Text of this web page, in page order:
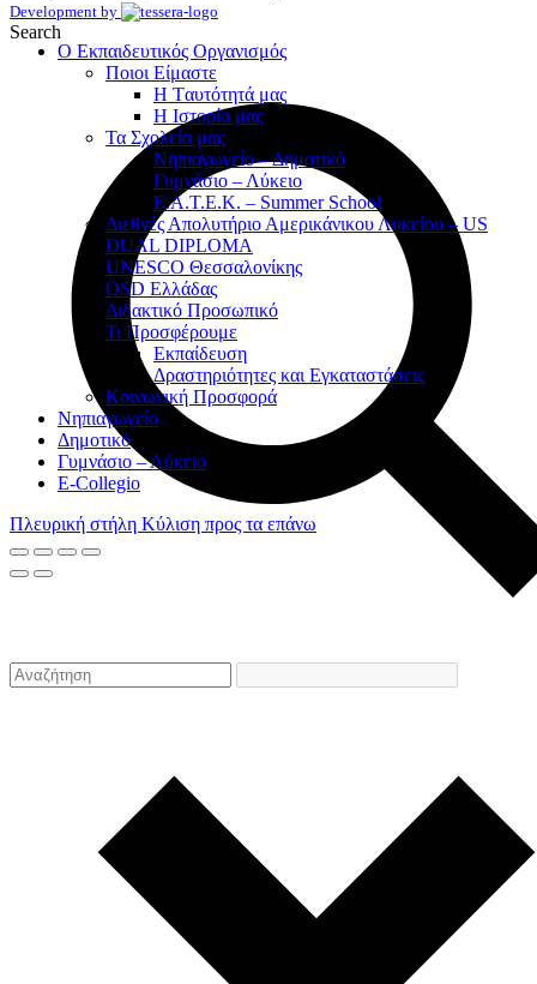
Development by
Search
Ο Εκπαιδευτικός Οργανισμός
Ποιοι Είμαστε
Η Tαυτότητά μας
Η Ιστορία μας
Τα Σχολεία μας
Νηπιαγωγείο – Δημοτικό
Γυμνάσιο – Λύκειο
Ε.Α.Τ.Ε.Κ. – Summer School
Διεθνές Απολυτήριο Αμερικάνικου Λυκείου – US
DUAL DIPLOMA
UNESCO Θεσσαλονίκης
ÖSD Ελλάδας
Διδακτικό Προσωπικό
Τι Προσφέρουμε
Eκπαίδευση
Δραστηριότητες και Εγκαταστάσεις
Κοινωνική Προσφορά
Νηπιαγωγείο
Δημοτικό
Γυμνάσιο – Λύκειο
E-Collegio
Πλευρική στήλη Κύλιση προς τα επάνω